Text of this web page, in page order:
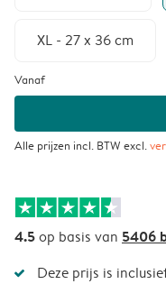
XL - 27 x 36 cm
Vanaf
Alle prijzen incl. BTW excl.
4.5op basis van 5406
Deze prijs is